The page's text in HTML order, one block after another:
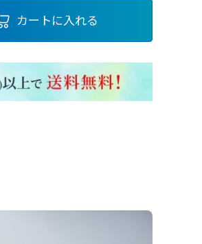
カートに入れる